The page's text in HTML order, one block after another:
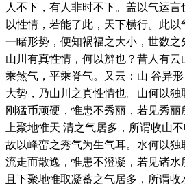
人不下，有人非时不下。盖以气运
以性情，若能了此，天下横行。此以
一睹形势，便知祸福之大小，世数
山川有真性情，何以辨也？昔人有
乘煞气，平乘脊气。又云：山 谷异
大势，乃山川之真性情也。山何以
刚猛币顽硬，惟患不秀丽，若见秀丽
上聚地惟天 清之气居多，所谓收山
故以峰峦之秀气为生气耳。水何以
流走而散逸，惟患不澄凝，若见诸水
且下聚地惟取凝蓄之气居多，所谓